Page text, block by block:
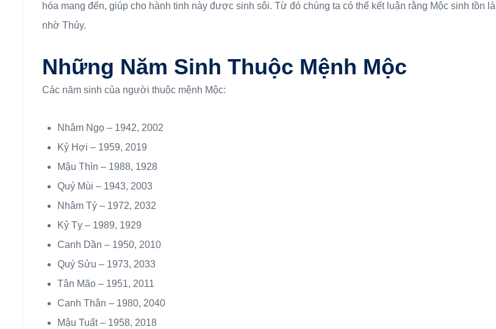
hóa mang đến, giúp cho hành tinh này được sinh sôi. Từ đó chúng ta có thể kết luận rằng Mộc sinh tồn là
nhờ Thủy.
Những Năm Sinh Thuộc Mệnh Mộc
Các năm sinh của người thuộc mệnh Mộc:
Nhâm Ngọ – 1942, 2002
Kỷ Hợi – 1959, 2019
Mậu Thìn – 1988, 1928
Quý Mùi – 1943, 2003
Nhâm Tý – 1972, 2032
Kỷ Tỵ – 1989, 1929
Canh Dần – 1950, 2010
Quý Sửu – 1973, 2033
Tân Mão – 1951, 2011
Canh Thân – 1980, 2040
Mậu Tuất – 1958, 2018